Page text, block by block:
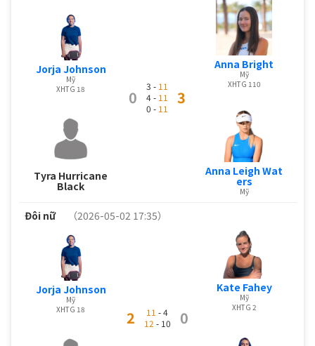
Jorja Johnson
Mỹ
XHTG 18
Tyra Hurricane
Black
0
3 - 11
4 - 11
0 - 11
3
Anna Bright
Mỹ
XHTG 110
Anna Leigh Wat
ers
Mỹ
Đôi nữ （2026-05-02 17:35）
Jorja Johnson
Mỹ
XHTG 18
2 11 - 4
12 - 10 0
Kate Fahey
Mỹ
XHTG 2